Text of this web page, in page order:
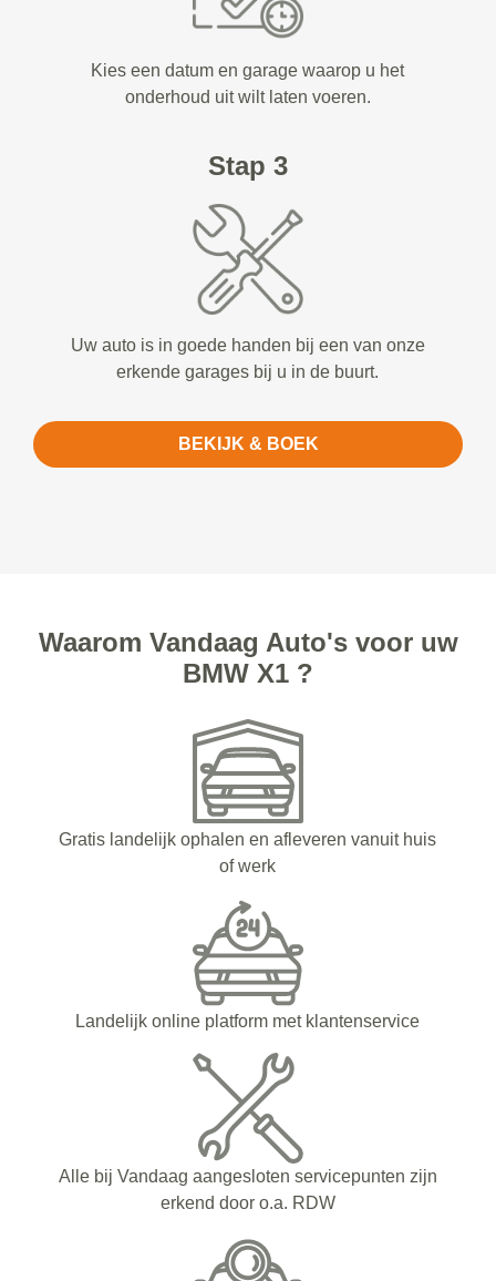
Kies een datum en garage waarop u het
onderhoud uit wilt laten voeren.
Stap 3
Uw auto is in goede handen bij een van onze
erkende garages bij u in de buurt.
BEKIJK & BOEK
Waarom Vandaag Auto's voor uw
BMW X1 ?
Gratis landelijk ophalen en afleveren vanuit huis
of werk
Landelijk online platform met klantenservice
Alle bij Vandaag aangesloten servicepunten zijn
erkend door o.a. RDW